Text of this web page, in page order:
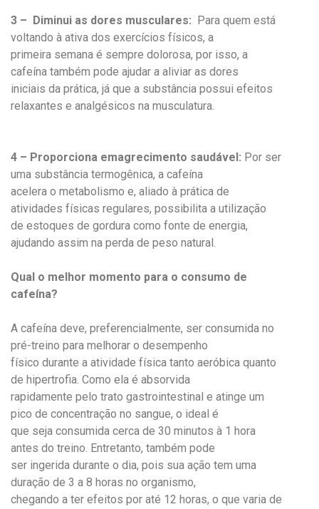
3 – Diminui as dores musculares: Para quem está
voltando à ativa dos exercícios físicos, a
primeira semana é sempre dolorosa, por isso, a
cafeína também pode ajudar a aliviar as dores
iniciais da prática, já que a substância possui efeitos
relaxantes e analgésicos na musculatura.
4 – Proporciona emagrecimento saudável: Por ser
uma substância termogênica, a cafeína
acelera o metabolismo e, aliado à prática de
atividades físicas regulares, possibilita a utilização
de estoques de gordura como fonte de energia,
ajudando assim na perda de peso natural.
Qual o melhor momento para o consumo de
cafeína?
A cafeína deve, preferencialmente, ser consumida no
pré-treino para melhorar o desempenho
físico durante a atividade física tanto aeróbica quanto
de hipertrofia. Como ela é absorvida
rapidamente pelo trato gastrointestinal e atinge um
pico de concentração no sangue, o ideal é
que seja consumida cerca de 30 minutos à 1 hora
antes do treino. Entretanto, também pode
ser ingerida durante o dia, pois sua ação tem uma
duração de 3 a 8 horas no organismo,
chegando a ter efeitos por até 12 horas, o que varia de